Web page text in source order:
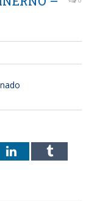
LinkedInTumblr